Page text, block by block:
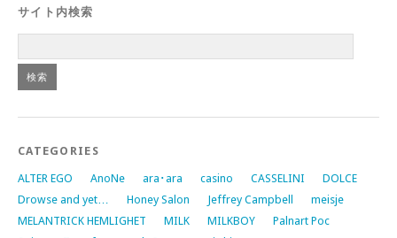
サイト内検索
CATEGORIES
ALTER EGO AnoNe ara･ara casino CASSELINI
DOLCE
Drowse and yet…
Honey Salon Jeffrey Campbell
meisje
MELANTRICK HEMLIGHET
MILK MILKBOY
Palnart Poc